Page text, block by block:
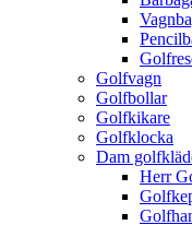
Golfvagn
Golfbollar
Golfkikare
Golfklocka
Dam
Herr